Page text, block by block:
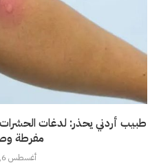
طبيب أردني يحذر: لدغات
مفرطة
أغسطس 6, 2026